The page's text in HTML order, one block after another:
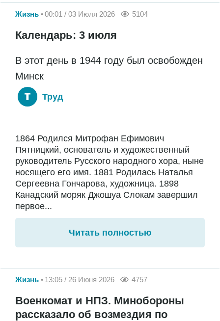
Жизнь 00:01 / 03 Июля 2026 5104
Календарь: 3 июля
В этот день в 1944 году был освобожден
Минск
Труд
1864 Родился Митрофан Ефимович
Пятницкий, основатель и художественный
руководитель Русского народного хора, ныне
носящего его имя. 1881 Родилась Наталья
Сергеевна Гончарова, художница. 1898
Канадский моряк Джошуа Слокам завершил
первое...
Читать полностью
Жизнь 13:05 / 26 Июня 2026 4757
Военкомат и НПЗ. Минобороны
рассказало об возмездия по